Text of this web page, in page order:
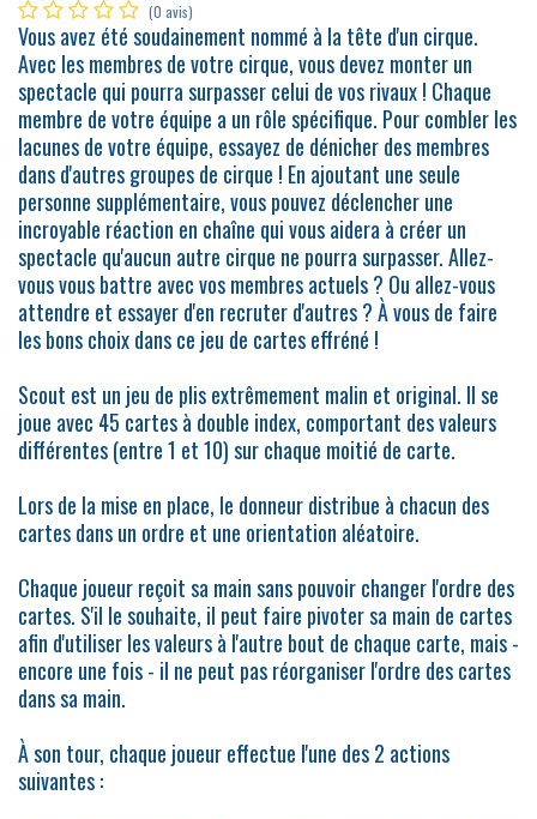
(0 avis)
Vous avez été soudainement nommé à la tête d'un cirque.
Avec les membres de votre cirque, vous devez monter un
spectacle qui pourra surpasser celui de vos rivaux ! Chaque
membre de votre équipe a un rôle spécifique. Pour combler les
lacunes de votre équipe, essayez de dénicher des membres
dans d'autres groupes de cirque ! En ajoutant une seule
personne supplémentaire, vous pouvez déclencher une
incroyable réaction en chaîne qui vous aidera à créer un
spectacle qu'aucun autre cirque ne pourra surpasser. Allez-
vous vous battre avec vos membres actuels ? Ou allez-vous
attendre et essayer d'en recruter d'autres ? À vous de faire
les bons choix dans ce jeu de cartes effréné !
Scout est un jeu de plis extrêmement malin et original. Il se
joue avec 45 cartes à double index, comportant des valeurs
différentes (entre 1 et 10) sur chaque moitié de carte.
Lors de la mise en place, le donneur distribue à chacun des
cartes dans un ordre et une orientation aléatoire.
Chaque joueur reçoit sa main sans pouvoir changer l'ordre des
cartes. S'il le souhaite, il peut faire pivoter sa main de cartes
afin d'utiliser les valeurs à l'autre bout de chaque carte, mais -
encore une fois - il ne peut pas réorganiser l'ordre des cartes
dans sa main.
À son tour, chaque joueur effectue l'une des 2 actions
suivantes :